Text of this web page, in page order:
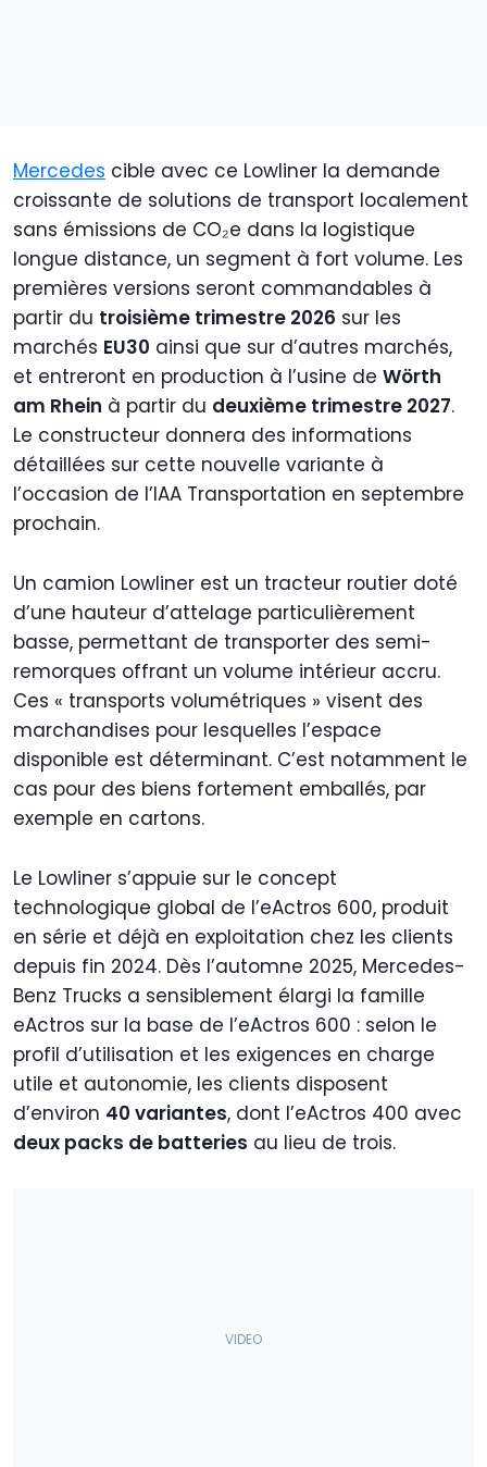
Mercedes cible avec ce Lowliner la demande
croissante de solutions de transport localement
sans émissions de CO₂e dans la logistique
longue distance, un segment à fort volume. Les
premières versions seront commandables à
partir du troisième trimestre 2026 sur les
marchés EU30 ainsi que sur d’autres marchés,
et entreront en production à l’usine de Wörth
am Rhein à partir du deuxième trimestre 2027.
Le constructeur donnera des informations
détaillées sur cette nouvelle variante à
l’occasion de l’IAA Transportation en septembre
prochain.
Un camion Lowliner est un tracteur routier doté
d’une hauteur d’attelage particulièrement
basse, permettant de transporter des semi-
remorques offrant un volume intérieur accru.
Ces « transports volumétriques » visent des
marchandises pour lesquelles l’espace
disponible est déterminant. C’est notamment le
cas pour des biens fortement emballés, par
exemple en cartons.
Le Lowliner s’appuie sur le concept
technologique global de l’eActros 600, produit
en série et déjà en exploitation chez les clients
depuis fin 2024. Dès l’automne 2025, Mercedes-
Benz Trucks a sensiblement élargi la famille
eActros sur la base de l’eActros 600 : selon le
profil d’utilisation et les exigences en charge
utile et autonomie, les clients disposent
d’environ 40 variantes, dont l’eActros 400 avec
deux packs de batteries au lieu de trois.